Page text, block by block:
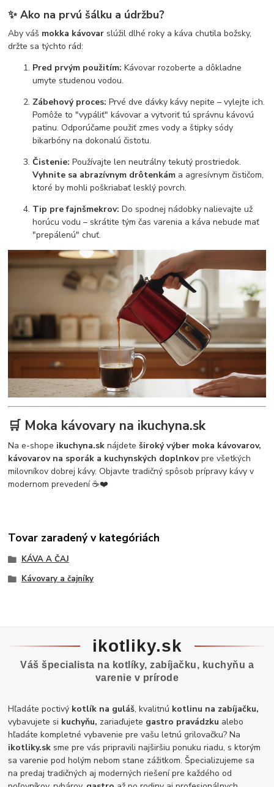
✨ Ako na prvú šálku a údržbu?
Aby váš mokka kávovar slúžil dlhé roky a káva chutila božsky,
držte sa týchto rád:
Pred prvým použitím: Kávovar rozoberte a dôkladne
umyte studenou vodou.
Zábehový proces: Prvé dve dávky kávy nepite – vylejte ich.
Pomôže to "vypáliť" kávovar a vytvoriť tú správnu kávovú
patinu. Odporúčame použiť zmes vody a štipky sódy
bikarbóny na dokonalú čistotu.
Čistenie: Používajte len neutrálny tekutý prostriedok.
Vyhnite sa abrazívnym drôtenkám a agresívnym čističom,
ktoré by mohli poškriabať lesklý povrch.
Tip pre fajnšmekrov: Do spodnej nádobky nalievajte už
horúcu vodu – skrátite tým čas varenia a káva nebude mať
"prepálenú" chuť.
🛒 Moka kávovary na ikuchyna.sk
Na e-shope ikuchyna.sk nájdeteširoký výber moka kávovarov,
kávovarov na sporák a kuchynských doplnkovpre všetkých
milovníkov dobrej kávy. Objavte tradičný spôsob prípravy kávy v
modernom prevedení ☕❤️
Tovar zaradený v kategóriách
KÁVA A ČAJ
Kávovary a čajníky
ikotliky.sk
Váš špecialista na kotlíky, zabíjačku, kuchyňu a
varenie v prírode
Hľadáte poctivý kotlík na guláš, kvalitnú kotlinu na zabíjačku,
vybavujete si kuchyňu, zariaďujete gastro pravádzku alebo
hľadáte kompletné vybavenie pre vašu letnú grilovačku? Na
ikotliky.sk sme pre vás pripravili najširšiu ponuku riadu, s ktorým
sa varenie pod holým nebom stane zážitkom. Špecializujeme sa
na predaj tradičných aj moderných riešení pre každého od